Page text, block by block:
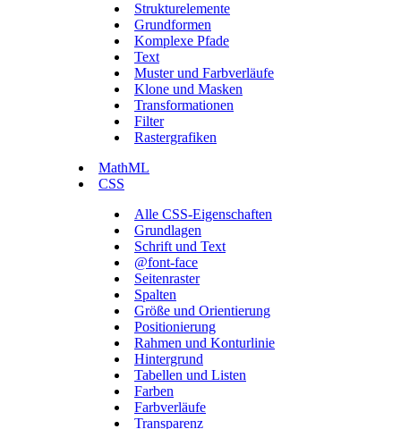
Strukturelemente
Grundformen
Komplexe Pfade
Text
Muster und Farbverläufe
Klone und Masken
Transformationen
Filter
Rastergrafiken
MathML
CSS
Alle CSS-Eigenschaften
Grundlagen
Schrift und Text
@font-face
Seitenraster
Spalten
Größe und Orientierung
Positionierung
Rahmen und Konturlinie
Hintergrund
Tabellen und Listen
Farben
Farbverläufe
Transparenz